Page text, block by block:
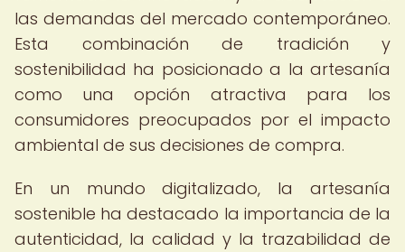
las demandas del mercado contemporáneo.
Esta combinación de tradición y
sostenibilidad ha posicionado a la artesanía
como una opción atractiva para los
consumidores preocupados por el impacto
ambiental de sus decisiones de compra.
En un mundo digitalizado, la artesanía
sostenible ha destacado la importancia de la
autenticidad, la calidad y la trazabilidad de